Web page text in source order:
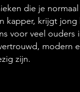
die je normaal
kapper, krijgt jong
voor veel ouders
modern
zijn.